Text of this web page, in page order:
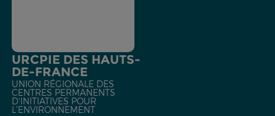
URCPIE DES HAUTS-
DE-FRANCE
UNION RÉGIONALE DES
CENTRES PERMANENTS
D'INITIATIVES POUR
L'ENVIRONNEMENT